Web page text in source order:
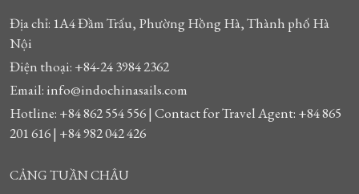
Địa chỉ: 1A4 Đầm Trấu, Phường Hồng Hà, Thành phố Hà
Nội
Điện thoại: +84-24 3984 2362
Email: info@indochinasails.com
Hotline: +84 862 554 556 | Contact for Travel Agent: +84 865
201 616 | +84 982 042 426
CẢNG TUẦN CHÂU